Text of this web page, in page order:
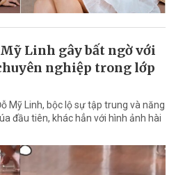
Linh gây bất ngờ với
nghiệp trong lớp
Mỹ Linh, bộc lộ sự tập trung và năng
đầu tiên, khác hẳn với hình ảnh hài